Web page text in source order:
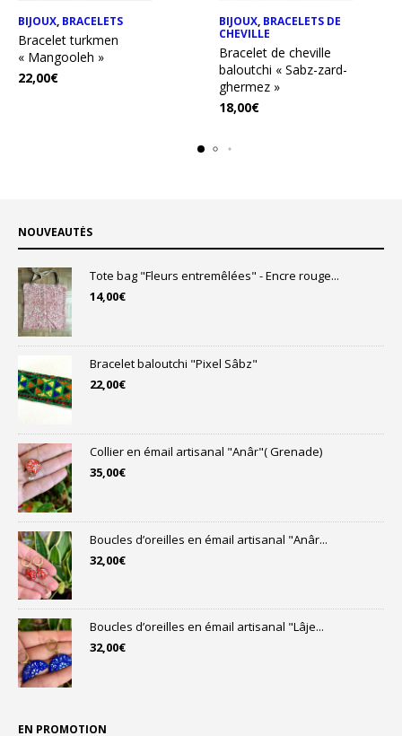
BIJOUX, BRACELETS
Bracelet turkmen
« Mangooleh »
22,00€
BIJOUX, BRACELETS DE
CHEVILLE
Bracelet de cheville
baloutchi « Sabz-zard-
ghermez »
18,00€
NOUVEAUTÉS
Tote bag "Fleurs entremêlées" - Encre rouge...
14,00€
Bracelet baloutchi "Pixel Sâbz"
22,00€
Collier en émail artisanal "Anâr"( Grenade)
35,00€
Boucles d’oreilles en émail artisanal "Anâr...
32,00€
Boucles d’oreilles en émail artisanal "Lâje...
32,00€
EN PROMOTION